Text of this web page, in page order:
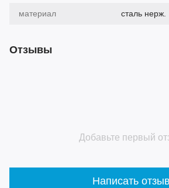
материал сталь нерж.
Отзывы
Добавьте первый
Написать отзыв